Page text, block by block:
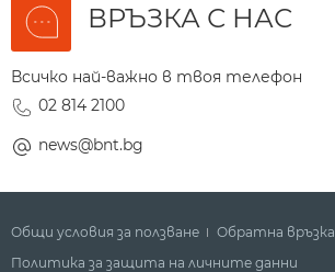
ВРЪЗКА С НАС
Всичко най-важно в твоя телефон
02 814 2100
news@bnt.bg
Общи условия за ползване Обратна връзка
Политика за защита на личните данни